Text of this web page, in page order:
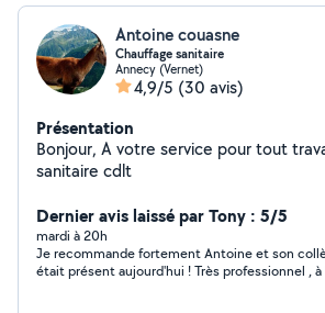
Antoine couasne
Chauffage sanitaire
Annecy (Vernet)
4,9/5 (30 avis)
Présentation
Bonjour, A votre service pour tout
sanitaire cdlt
Dernier avis laissé par Tony : 5/5
mardi à 20h
Je recommande fortement Antoine et son
était présent aujourd'hui ! Très professionnel , à l'écoute et bien